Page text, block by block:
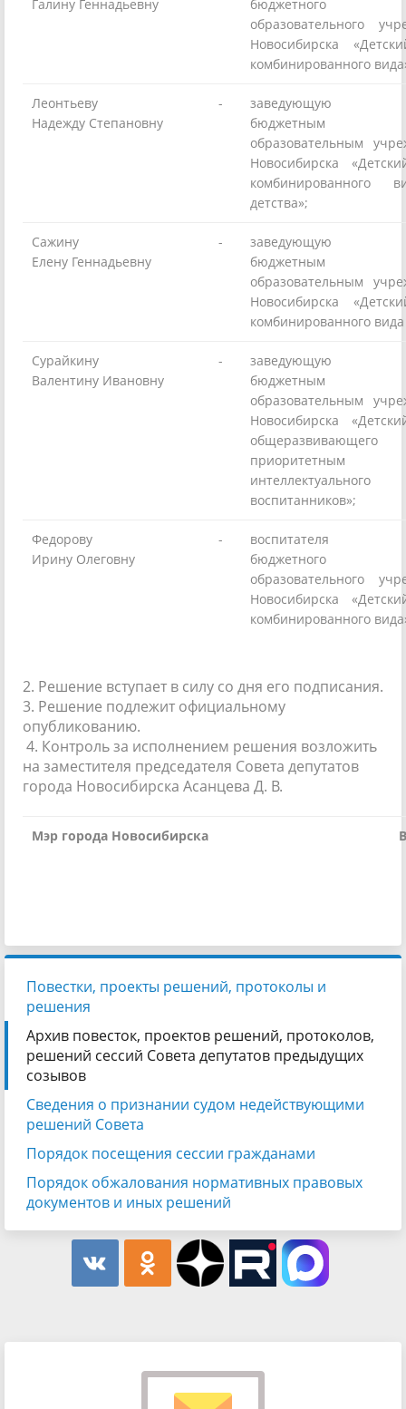
Галину Геннадьевну
бюджетного
образовательного
Новосибирска
комбинированного
Леонтьеву
Надежду Степановну
-
заведующую
бюджетным
образовательным
Новосибирска
комбинированного
детства»;
Сажину
Елену Геннадьевну
-
заведующую
бюджетным
образовательным
Новосибирска
комбинированного
Сурайкину
Валентину Ивановну
-
заведующую
бюджетным
образовательным
Новосибирска
приоритетным
воспитанников»;
Федорову
Ирину Олеговну
-
воспитателя
бюджетного
образовательного
Новосибирска
комбинированного
2. Решение вступает в силу со дня его подписания.
3. Решение подлежит официальному
опубликованию.
4. Контроль за исполнением решения возложить
на заместителя председателя Совета депутатов
города Новосибирска Асанцева Д. В.
Мэр города Новосибирска
Повестки, проекты решений, протоколы и
решения
Архив повесток, проектов решений, протоколов,
решений сессий Совета депутатов предыдущих
созывов
Сведения о признании судом недействующими
решений Совета
Порядок посещения сессии гражданами
Порядок обжалования нормативных правовых
документов и иных решений